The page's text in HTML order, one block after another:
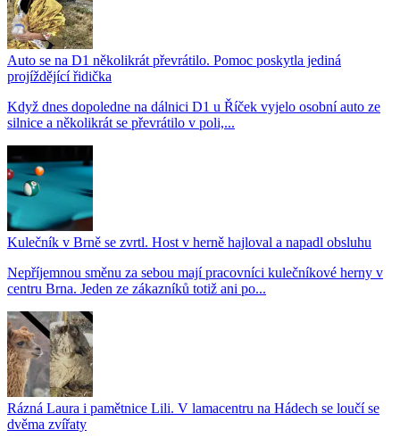
Auto se na D1 několikrát převrátilo. Pomoc poskytla jediná
projíždějící řidička
Když dnes dopoledne na dálnici D1 u Říček vyjelo osobní auto ze
silnice a několikrát se převrátilo v poli,...
Kulečník v Brně se zvrtl. Host v herně hajloval a napadl obsluhu
Nepříjemnou směnu za sebou mají pracovníci kulečníkové herny v
centru Brna. Jeden ze zákazníků totiž ani po...
Rázná Laura i pamětnice Lili. V lamacentru na Hádech se loučí se
dvěma zvířaty